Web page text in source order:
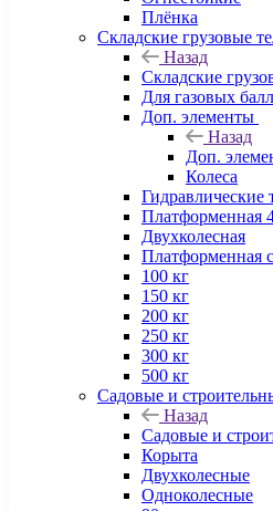
Плёнка
Складские грузовые
Назад
Складские
Для газовых
Доп. элементы
Назад
Доп.
Колеса
Гидравлические
Платформенная
Двухколесная
Платформенная
100 кг
150 кг
200 кг
250 кг
300 кг
500 кг
Садовые и
Назад
Садовые и
Корыта
Двухколесные
Одноколесные